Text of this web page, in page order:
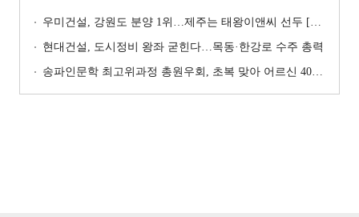
우미건설, 강원도 분양 1위…제주는 태왕이앤씨 선두 [이 지역 분양왕-강원·제주]
현대건설, 도시정비 왕좌 굳힌다…목동·한강로 수주 총력
송파인문학 최고위과정 총원우회, 초복 맞아 어르신 400명에 삼계탕 나눔